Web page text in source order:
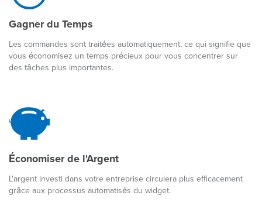
Gagner du Temps
Les commandes sont traitées automatiquement, ce qui signifie que
vous économisez un temps précieux pour vous concentrer sur
des tâches plus importantes.
Économiser de l'Argent
L'argent investi dans votre entreprise circulera plus efficacement
grâce aux processus automatisés du widget.